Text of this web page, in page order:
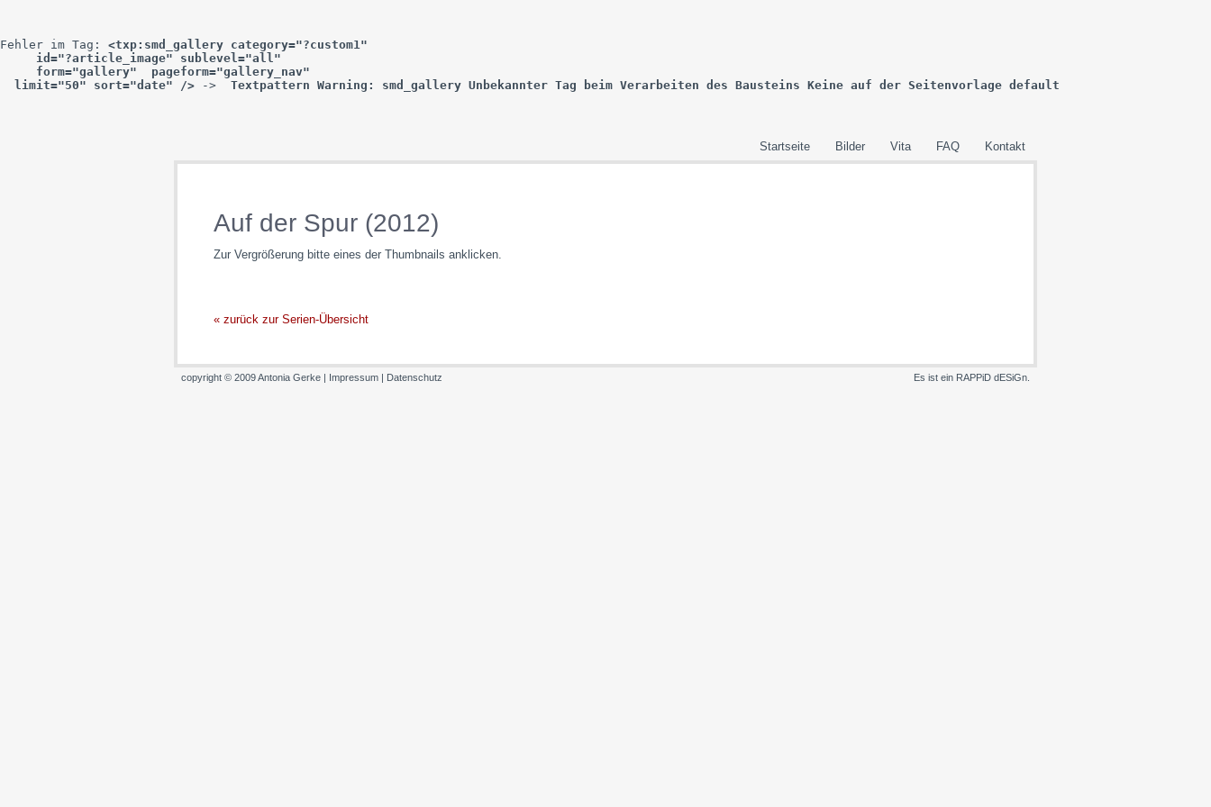
Fehler im Tag: <txp:smd_gallery category="?custom1"
     id="?article_image" sublevel="all"
     form="gallery"  pageform="gallery_nav"
  limit="50" sort="date" />
-> Textpattern Warning: smd_gallery Unbekannter Tag beim Verarbeiten des Bausteins Keine auf der Seitenvorlage default
Startseite Bilder Vita FAQ Kontakt
Auf der Spur (2012)
Zur Vergrößerung bitte eines der Thumbnails anklicken.
« zurück zur Serien-Übersicht
Es ist ein RAPPiD dESiGn.
copyright © 2009 Antonia Gerke | Impressum | Datenschutz